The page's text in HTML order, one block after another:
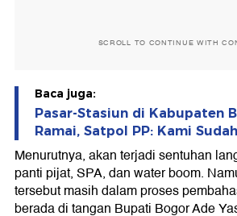
SCROLL TO CONTINUE WITH
Baca juga:
Pasar-Stasiun di Kabupaten
Ramai, Satpol PP: Kami
Menurutnya, akan terjadi sentuhan
panti pijat, SPA, dan water boom.
tersebut masih dalam proses
berada di tangan Bupati Bogor Ade